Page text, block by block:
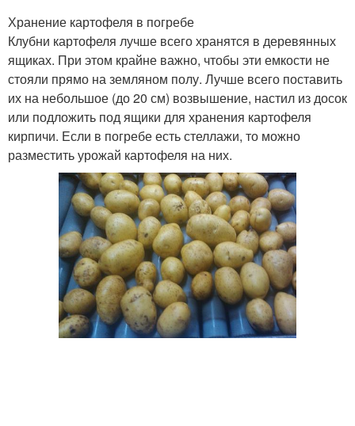
Хранение картофеля в погребе
Клубни картофеля лучше всего хранятся в деревянных
ящиках. При этом крайне важно, чтобы эти емкости не
стояли прямо на земляном полу. Лучше всего поставить
их на небольшое (до 20 см) возвышение, настил из досок
или подложить под ящики для хранения картофеля
кирпичи. Если в погребе есть стеллажи, то можно
разместить урожай картофеля на них.